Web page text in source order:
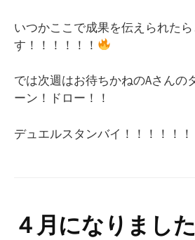
いつかここで成果を伝えられたら
す！！！！！！
では次週はお待ちかねのAさんの
ーン！ドロー！！
デュエルスタンバイ！！！！！！
４月になりました